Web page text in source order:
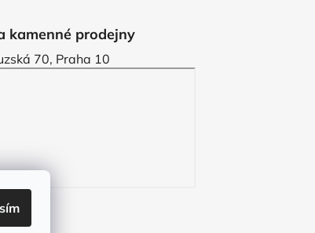
kamenné prodejny
70, Praha 10